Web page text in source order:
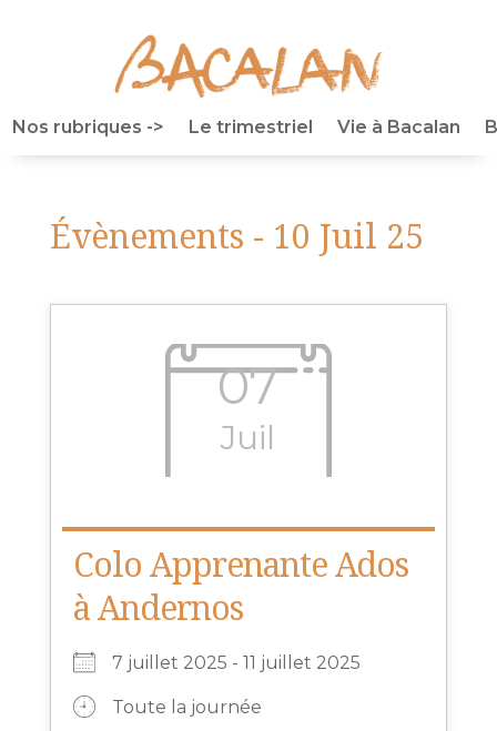
Nos rubriques -> Le trimestriel Vie à Bacalan
Évènements - 10 Juil 25
07
Juil
Colo Apprenante Ados
à Andernos
7 juillet 2025 - 11 juillet 2025
Toute la journée